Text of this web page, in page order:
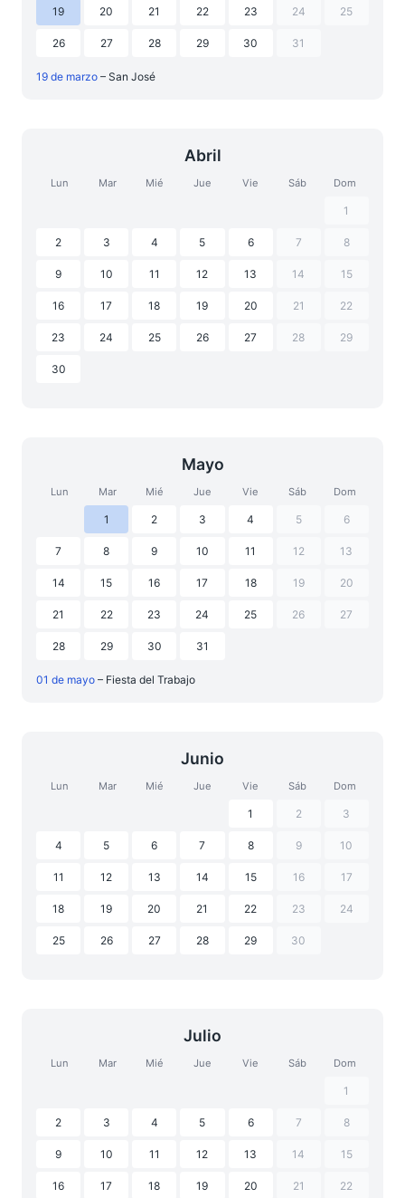
19 20 21 22 23 24 25
26 27 28 29 30 31
19 de marzo – San José
Abril
Lun Mar Mié Jue Vie Sáb Dom
1
2 3 4 5 6 7 8
9 10 11 12 13 14 15
16 17 18 19 20 21 22
23 24 25 26 27 28 29
30
Mayo
Lun Mar Mié Jue Vie Sáb Dom
1 2 3 4 5 6
7 8 9 10 11 12 13
14 15 16 17 18 19 20
21 22 23 24 25 26 27
28 29 30 31
01 de mayo – Fiesta del Trabajo
Junio
Lun Mar Mié Jue Vie Sáb Dom
1 2 3
4 5 6 7 8 9 10
11 12 13 14 15 16 17
18 19 20 21 22 23 24
25 26 27 28 29 30
Julio
Lun Mar Mié Jue Vie Sáb Dom
1
2 3 4 5 6 7 8
9 10 11 12 13 14 15
16 17 18 19 20 21 22